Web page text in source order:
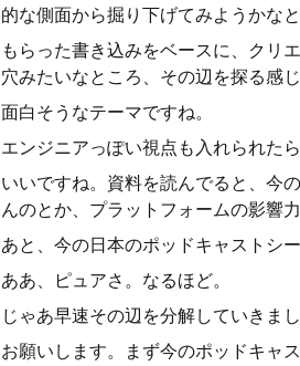
的な側面から掘り下げてみようかなと
もらった書き込みをベースに、クリ
穴みたいなところ、その辺を探る感じ
面白そうなテーマですね。
エンジニアっぽい視点も入れられた
いいですね。資料を読んでると、今
んのとか、プラットフォームの影響
あと、今の日本のポッドキャストシ
ああ、ピュアさ。なるほど。
じゃあ早速その辺を分解していきまし
お願いします。まず今のポッドキャ